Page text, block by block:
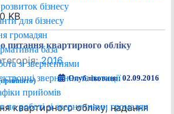
бізнесу
для бізнесу
громадян
база
зі зверненнями
звернення та петиції
прийомів
по роботі зі зверненнями громадян
KB
питання квартирного обліку
2016
Опубліковано: 02.09.2016
квартирного обліку, надання